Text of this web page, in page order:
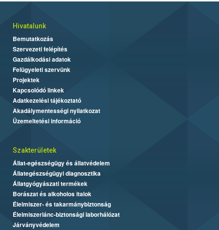
Hivatalunk
Bemutatkozás
Szervezeti felépítés
Gazdálkodási adatok
Felügyeleti szervünk
Projektek
Kapcsolódó linkek
Adatkezelési tájékoztató
Akadálymentességi nyilatkozat
Üzemeltetési információ
Szakterületek
Állat-egészségügy és állatvédelem
Állategészségügyi diagnosztika
Állatgyógyászati termékek
Borászat és alkoholos italok
Élelmiszer- és takarmánybiztonság
Élelmiszerlánc-biztonsági laborhálózat
Járványvédelem